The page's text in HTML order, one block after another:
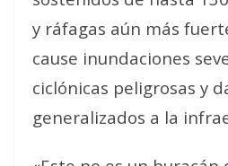
y ráfagas aún más
cause inundaciones
ciclónicas peligrosas y
generalizados a la